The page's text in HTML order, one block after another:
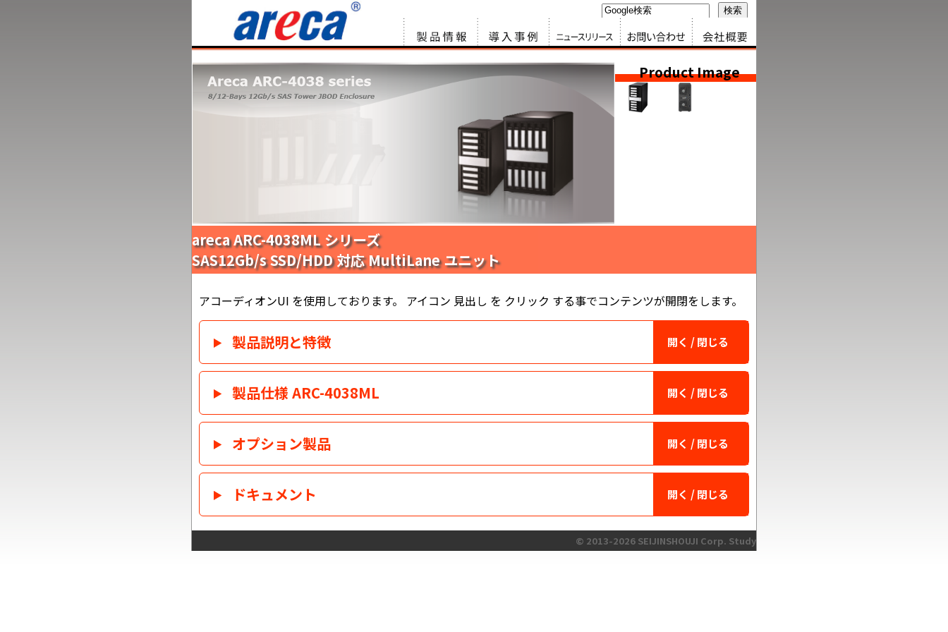
製品情報
サービス&ソ
リューション
ニュースリリ
ース
お問い合わせ会社情報
areca ARC-4038ML シリーズ
SAS12Gb/s SSD/HDD 対応 MultiLane ユニット
Product Image
アコーディオンUI を使用しております。 アイコン 見出し を クリック する事でコンテンツが開閉をします。
製品説明と特徴
製品仕様 ARC-4038ML
オプション製品
ドキュメント
© 2013-2026 SEIJINSHOUJI Corp. Study